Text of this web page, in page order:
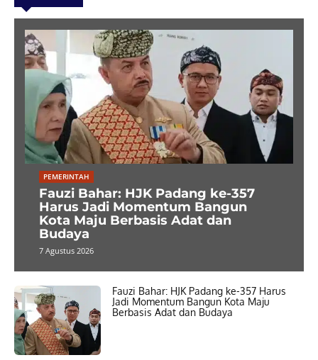
PEMERINTAH
Fauzi Bahar: HJK Padang ke-357
Harus Jadi Momentum Bangun
Kota Maju Berbasis Adat dan
Budaya
7 Agustus 2026
Fauzi Bahar: HJK Padang ke-357 Harus
Jadi Momentum Bangun Kota Maju
Berbasis Adat dan Budaya